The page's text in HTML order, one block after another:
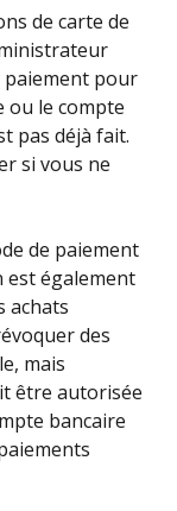
de carte de
paiement pour
le compte
pas déjà fait.
si vous ne
de paiement
également
achats
des
mais
être autorisée
bancaire